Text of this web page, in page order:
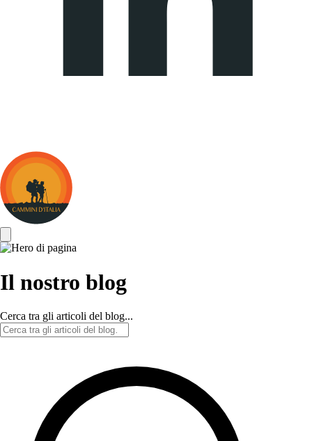
Cammini
d&#039;Italia
Il nostro blog
Cerca tra gli articoli del blog...